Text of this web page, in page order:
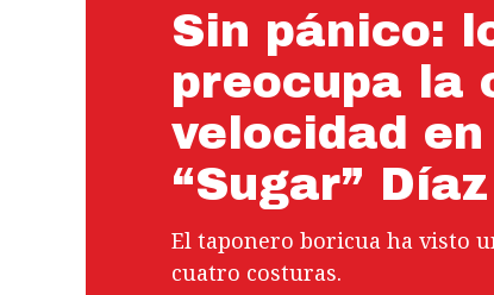
Sin pánico:
preocupa la
velocidad
“Sugar” Díaz
El taponero boricua ha visto
cuatro costuras.